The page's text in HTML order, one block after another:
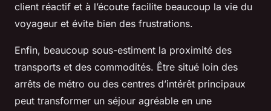
client réactif et à l’écoute facilite beaucoup la vie du
voyageur et évite bien des frustrations.
Enfin, beaucoup sous-estiment la proximité des
transports et des commodités. Être situé loin des
arrêts de métro ou des centres d’intérêt principaux
peut transformer un séjour agréable en une